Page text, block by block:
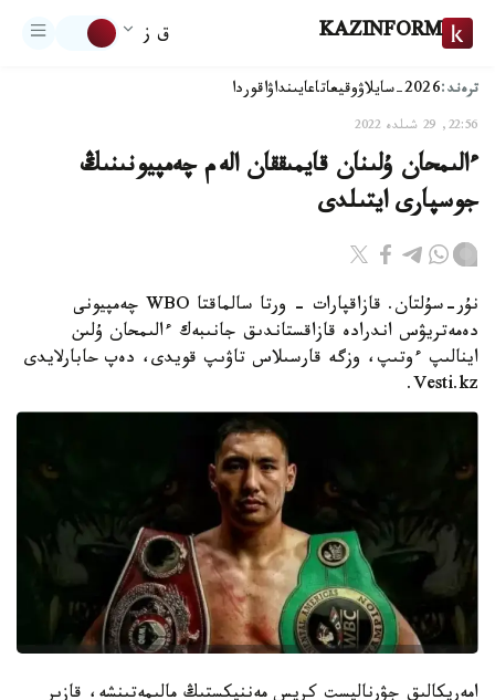
KAZINFORM ق ز
ترەند:2026-سايلاۋ وقيعاتاعايىنداۋاقوردا
22:56, 29 شىلدە 2022
ءالىمحان ۇلىنان قايمىققان الەم چەمپيونىنىڭ
جوسپارى ايتىلدى
نۇر-سۇلتان. قازاقپارات - ورتا سالماقتا WBO چەمپيونى
دەمەتريۋس اندرادە قازاقستاندىق جانىبەك ءالىمحان ۇلىن
اينالىپ ءوتىپ، وزگە قارسىلاس تاۋىپ قويدى، دەپ حابارلايدى
Vesti.kz.
امەريكالىق جۋرناليست كريس مەننيكستىڭ مالىمەتىنشە، قازىر